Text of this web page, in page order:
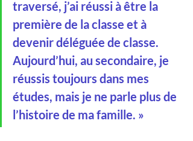
traversé, j’ai réussi à être la
première de la classe et à
devenir déléguée de classe.
Aujourd’hui, au secondaire, je
réussis toujours dans mes
études, mais je ne parle plus de
l’histoire de ma famille. »